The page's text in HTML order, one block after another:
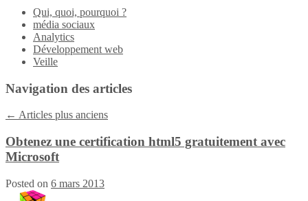
Qui, quoi, pourquoi ?
média sociaux
Analytics
Développement web
Veille
Navigation des articles
← Articles plus anciens
Obtenez une certification html5 gratuitement avec
Microsoft
Posted on 6 mars 2013